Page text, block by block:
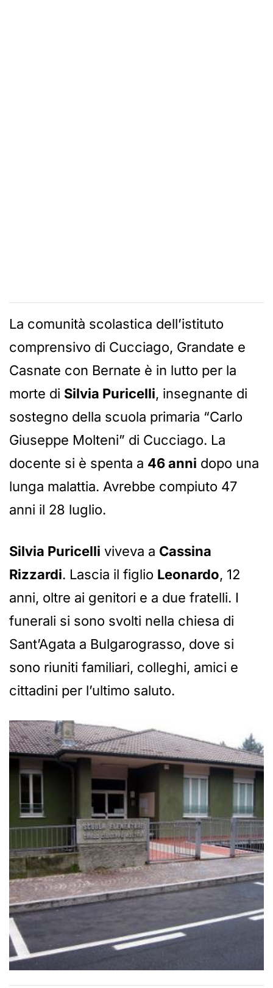
La comunità scolastica dell’istituto
comprensivo di Cucciago, Grandate e
Casnate con Bernate è in lutto per la
morte di Silvia Puricelli, insegnante di
sostegno della scuola primaria “Carlo
Giuseppe Molteni” di Cucciago. La
docente si è spenta a 46 anni dopo una
lunga malattia. Avrebbe compiuto 47
anni il 28 luglio.
Silvia Puricelli viveva a Cassina
Rizzardi. Lascia il figlio Leonardo, 12
anni, oltre ai genitori e a due fratelli. I
funerali si sono svolti nella chiesa di
Sant’Agata a Bulgarograsso, dove si
sono riuniti familiari, colleghi, amici e
cittadini per l’ultimo saluto.